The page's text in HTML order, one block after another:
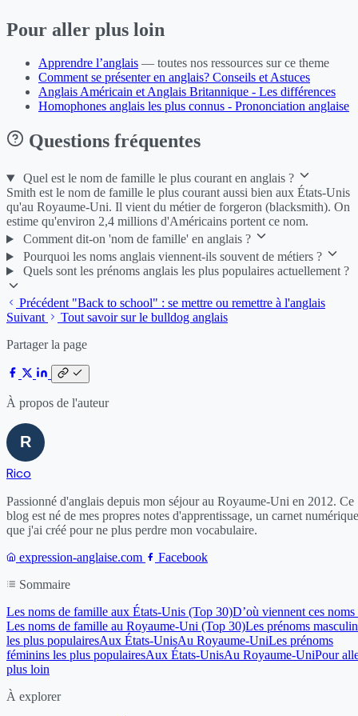
Pour aller plus loin
Apprendre l’anglais — toutes nos ressources sur ce theme
Comment se présenter en anglais? Conseils et Astuces
Anglais Américain et Anglais Britannique - Les différences
Homophones anglais les plus connus - Prononciation anglaise
Questions fréquentes
Quel est le nom de famille le plus courant en anglais ?
Smith est le nom de famille le plus courant aussi bien aux États-Unis
qu'au Royaume-Uni. Il vient du métier de forgeron (blacksmith). On
estime qu'environ 2,4 millions d'Américains portent ce nom.
Comment dit-on 'nom de famille' en anglais ?
Pourquoi les noms anglais viennent-ils souvent de métiers ?
Quels sont les prénoms anglais les plus populaires actuellement ?
Précédent "Back to school" : se mettre ou remettre à l'anglais
Suivant
Tout savoir sur le bulldog anglais
Partager la page
À propos de l'auteur
Rico
Passionné d'anglais depuis mon séjour au Royaume-Uni en 2012. Ce
blog est né de mes propres notes d'apprentissage, un carnet numérique
que j'ai créé pour ne plus perdre mon vocabulaire.
expression-anglaise.com
Facebook
Sommaire
Les noms de famille aux États-Unis (Top 30)D’où viennent ces noms
Les noms de famille au Royaume-Uni (Top 30)Les prénoms
les plus populairesAux États-UnisAu Royaume-UniLes prénoms
féminins les plus populairesAux États-UnisAu Royaume-UniPour
plus loin
À explorer